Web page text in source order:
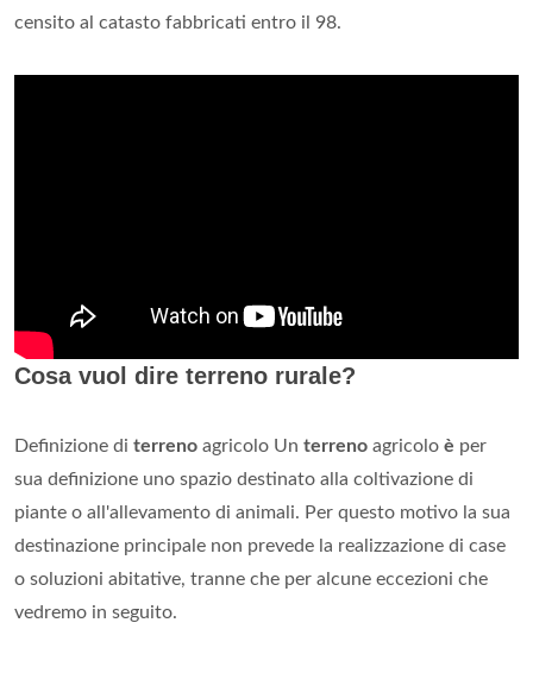
censito al catasto fabbricati entro il 98.
Cosa vuol dire terreno rurale?
Definizione di terreno agricolo Un terreno agricolo è per
sua definizione uno spazio destinato alla coltivazione di
piante o all'allevamento di animali. Per questo motivo la sua
destinazione principale non prevede la realizzazione di case
o soluzioni abitative, tranne che per alcune eccezioni che
vedremo in seguito.